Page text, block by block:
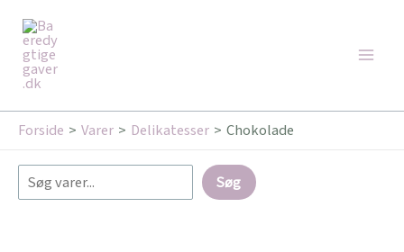
indholdet
Forside Varer Delikatesser Chokolade
Søg
Søg